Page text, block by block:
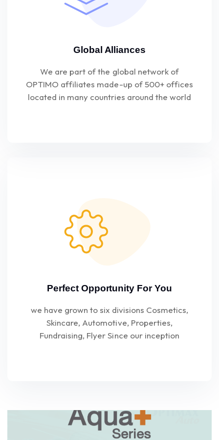
Global Alliances
We are part of the global network of
OPTIMO affiliates made-up of 500+ offices
located in many countries around the world
Perfect Opportunity For You
we have grown to six divisions Cosmetics,
Skincare, Automotive, Properties,
Fundraising, Flyer Since our inception